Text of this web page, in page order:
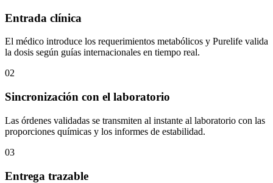
Entrada clínica
El médico introduce los requerimientos metabólicos y Purelife valida
la dosis según guías internacionales en tiempo real.
02
Sincronización con el laboratorio
Las órdenes validadas se transmiten al instante al laboratorio con las
proporciones químicas y los informes de estabilidad.
03
Entrega trazable